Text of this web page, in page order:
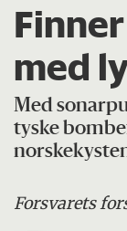
med
Med
tyske
Forsvarets